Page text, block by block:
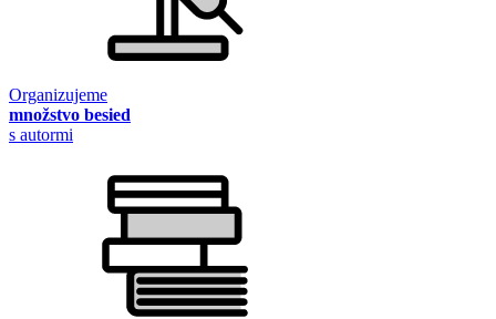
Organizujeme
množstvo besied
s autormi